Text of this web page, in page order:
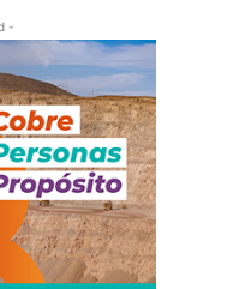
-